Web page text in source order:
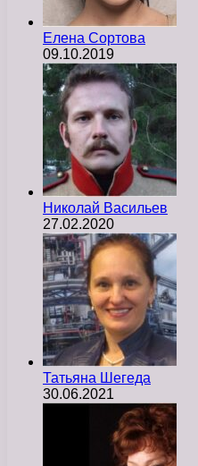
Елена Сортова
09.10.2019
Николай Васильев
27.02.2020
Татьяна Шегеда
30.06.2021